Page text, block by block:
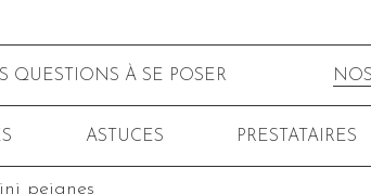
QUESTIONS À SE POSER
ASTUCES PRESTATAIRES
peignes